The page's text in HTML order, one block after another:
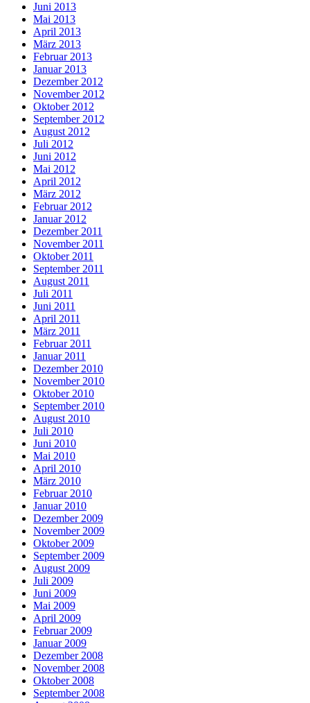
Juni 2013
Mai 2013
April 2013
März 2013
Februar 2013
Januar 2013
Dezember 2012
November 2012
Oktober 2012
September 2012
August 2012
Juli 2012
Juni 2012
Mai 2012
April 2012
März 2012
Februar 2012
Januar 2012
Dezember 2011
November 2011
Oktober 2011
September 2011
August 2011
Juli 2011
Juni 2011
April 2011
März 2011
Februar 2011
Januar 2011
Dezember 2010
November 2010
Oktober 2010
September 2010
August 2010
Juli 2010
Juni 2010
Mai 2010
April 2010
März 2010
Februar 2010
Januar 2010
Dezember 2009
November 2009
Oktober 2009
September 2009
August 2009
Juli 2009
Juni 2009
Mai 2009
April 2009
Februar 2009
Januar 2009
Dezember 2008
November 2008
Oktober 2008
September 2008